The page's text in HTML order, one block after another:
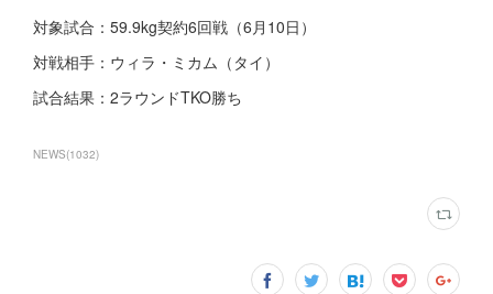
対象試合：59.9kg契約6回戦（6月10日）
対戦相手：ウィラ・ミカム（タイ）
試合結果：2ラウンドTKO勝ち
NEWS(1032)